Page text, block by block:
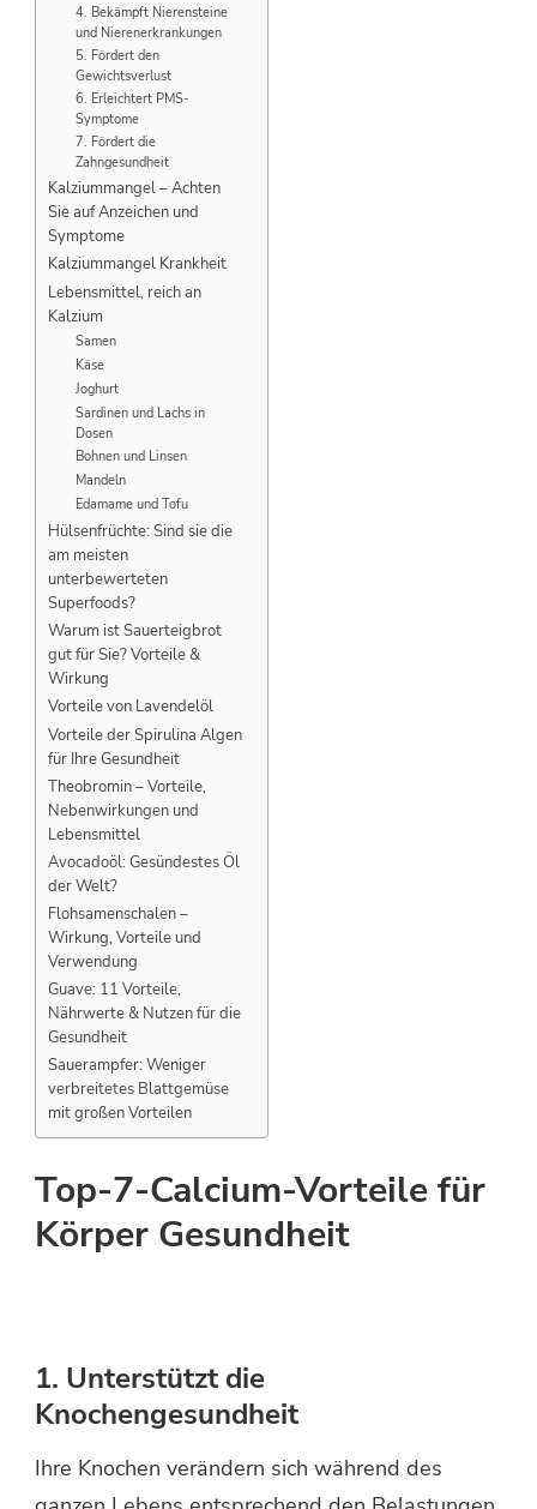
4. Bekämpft Nierensteine ​​
und Nierenerkrankungen
5. Fördert den
Gewichtsverlust
6. Erleichtert PMS-
Symptome
7. Fördert die
Zahngesundheit
Kalziummangel – Achten
Sie auf Anzeichen und
Symptome
Kalziummangel Krankheit
Lebensmittel, reich an
Kalzium
Samen
Käse
Joghurt
Sardinen und Lachs in
Dosen
Bohnen und Linsen
Mandeln
Edamame und Tofu
Hülsenfrüchte: Sind sie die
am meisten
unterbewerteten
Superfoods?
Warum ist Sauerteigbrot
gut für Sie? Vorteile &
Wirkung
Vorteile von Lavendelöl
Vorteile der Spirulina Algen
für Ihre Gesundheit
Theobromin – Vorteile,
Nebenwirkungen und
Lebensmittel
Avocadoöl: Gesündestes Öl
der Welt?
Flohsamenschalen –
Wirkung, Vorteile und
Verwendung
Guave: 11 Vorteile,
Nährwerte & Nutzen für die
Gesundheit
Sauerampfer: Weniger
verbreitetes Blattgemüse
mit großen Vorteilen
Top-7-Calcium-Vorteile für
Körper Gesundheit
1. Unterstützt die
Knochengesundheit
Ihre Knochen verändern sich während des